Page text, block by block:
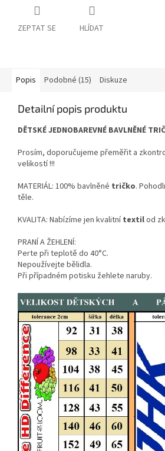
ZEPTAT SE HLÍDAT
Popis Podobné (15) Diskuze
Detailní popis produktu
DĚTSKÉ JEDNOBAREVNÉ BAVLNĚNÉ
Prosím, doporučujeme přeměřit a
velikostí !!!
MATERIÁL: 100% bavlněné tričko.
těle.
KVALITA: Nabízíme jen kvalitnítextilod
PRANÍ A ŽEHLENÍ:
Perte při teplotě do 40°C.
Nepoužívejte bělidla.
Při případném potisku žehlete naruby.